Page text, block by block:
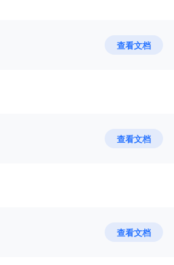
医院专属私有云解决方案
医保基金大数据监管平台
查看文档
查看文档
查看文档